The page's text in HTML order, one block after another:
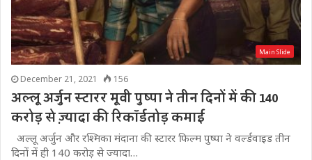
Main Slide
December 21, 2021 156
अल्लू अर्जुन स्टारर मूवी पुष्पा ने तीन दिनों में की 140
करोड़ से ज़्यादा की रिकॉर्डतोड़ कमाई
अल्लू अर्जुन और रश्मिका मंदाना की स्टारर फिल्म पुष्पा ने वर्ल्डवाइड तीन
दिनों में ही 140 करोड़ से ज्यादा…